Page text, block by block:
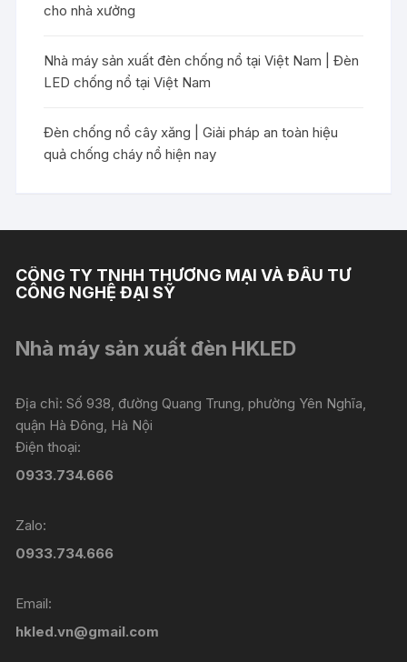
cho nhà xưởng
Nhà máy sản xuất đèn chống nổ tại Việt Nam | Đèn
LED chống nổ tại Việt Nam
Đèn chống nổ cây xăng | Giải pháp an toàn hiệu
quả chống cháy nổ hiện nay
CÔNG TY TNHH THƯƠNG MẠI VÀ ĐẦU TƯ
CÔNG NGHỆ ĐẠI SỸ
Nhà máy sản xuất đèn HKLED
Địa chỉ: Số 938, đường Quang Trung, phường Yên Nghĩa,
quận Hà Đông, Hà Nội
Điện thoại:
0933.734.666
Zalo:
0933.734.666
Email:
hkled.vn@gmail.com